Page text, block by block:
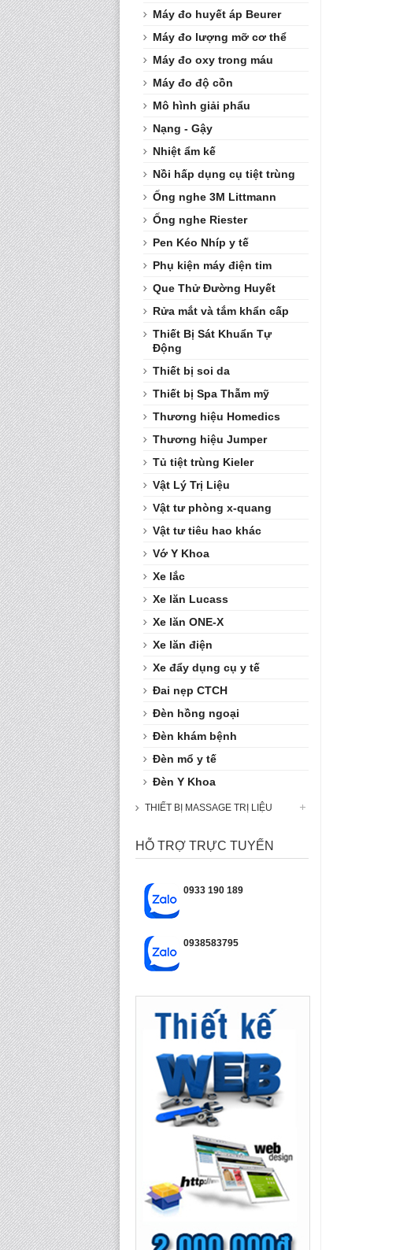
Máy đo huyết áp Beurer
Máy đo lượng mỡ cơ thể
Máy đo oxy trong máu
Máy đo độ cồn
Mô hình giải phẩu
Nạng - Gậy
Nhiệt ẩm kế
Nồi hấp dụng cụ tiệt trùng
Ống nghe 3M Littmann
Ống nghe Riester
Pen Kéo Nhíp y tế
Phụ kiện máy điện tim
Que Thử Đường Huyết
Rửa mắt và tắm khẩn cấp
Thiết Bị Sát Khuẩn Tự
Động
Thiết bị soi da
Thiết bị Spa Thẫm mỹ
Thương hiệu Homedics
Thương hiệu Jumper
Tủ tiệt trùng Kieler
Vật Lý Trị Liệu
Vật tư phòng x-quang
Vật tư tiêu hao khác
Vớ Y Khoa
Xe lắc
Xe lăn Lucass
Xe lăn ONE-X
Xe lăn điện
Xe đẩy dụng cụ y tế
Đai nẹp CTCH
Đèn hồng ngoại
Đèn khám bệnh
Đèn mổ y tế
Đèn Y Khoa
THIẾT BỊ MASSAGE TRỊ LIỆU
HỖ TRỢ TRỰC TUYẾN
0933 190 189
0938583795